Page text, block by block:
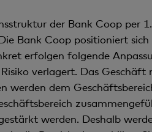
der Bank Coop per
Bank Coop positioniert sich
erfolgen folgende
verlagert. Das Geschäft
werden dem
werden. Deshalb